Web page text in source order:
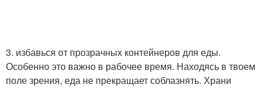
3. избавься от прозрачных контейнеров для еды.
Особенно это важно в рабочее время. Находясь в твоем
поле зрения, еда не прекращает соблазнять. Храни